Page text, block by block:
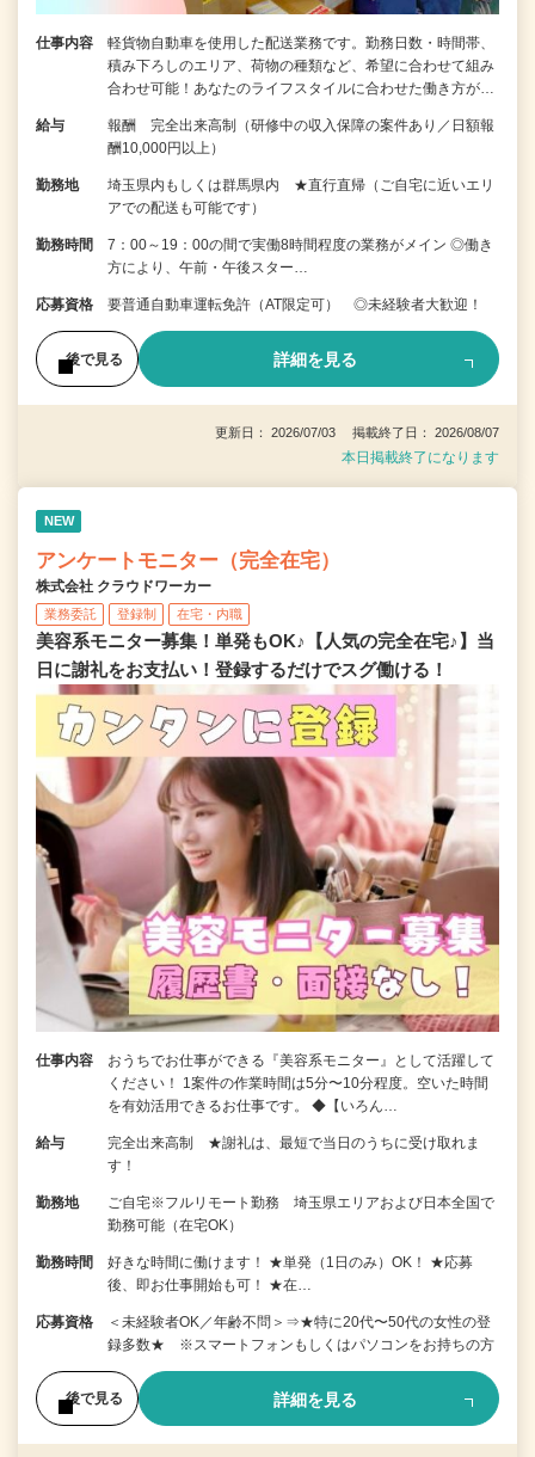
仕事内容
軽貨物自動車を使用した配送業務です。勤務日数・時間帯、
積み下ろしのエリア、荷物の種類など、希望に合わせて組み
合わせ可能！あなたのライフスタイルに合わせた働き方が…
給与
報酬 完全出来高制（研修中の収入保障の案件あり／日額報
酬10,000円以上）
勤務地
埼玉県内もしくは群馬県内 ★直行直帰（ご自宅に近いエリ
アでの配送も可能です）
勤務時間
7：00～19：00の間で実働8時間程度の業務がメイン ◎働き
方により、午前・午後スター…
応募資格 要普通自動車運転免許（AT限定可） ◎未経験者大歓迎！
後で見る 詳細を見る
更新日： 2026/07/03 掲載終了日： 2026/08/07
本日掲載終了になります
NEW
アンケートモニター（完全在宅）
株式会社 クラウドワーカー
業務委託 登録制 在宅・内職
美容系モニター募集！単発もOK♪【人気の完全在宅♪】当
日に謝礼をお支払い！登録するだけでスグ働ける！
仕事内容
おうちでお仕事ができる『美容系モニター』として活躍して
ください！ 1案件の作業時間は5分〜10分程度。空いた時間
を有効活用できるお仕事です。 ◆【いろん…
給与
完全出来高制 ★謝礼は、最短で当日のうちに受け取れま
す！
勤務地
ご自宅※フルリモート勤務 埼玉県エリアおよび日本全国で
勤務可能（在宅OK）
勤務時間
好きな時間に働けます！ ★単発（1日のみ）OK！ ★応募
後、即お仕事開始も可！ ★在…
応募資格
＜未経験者OK／年齢不問＞⇒★特に20代〜50代の女性の登
録多数★ ※スマートフォンもしくはパソコンをお持ちの方
後で見る 詳細を見る